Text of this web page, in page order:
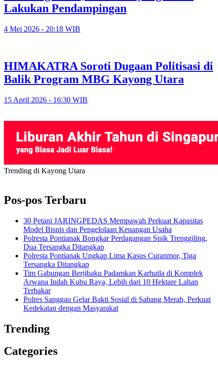
Lakukan Pendampingan
4 Mei 2026 - 20:18 WIB
HIMAKATRA Soroti Dugaan Politisasi di
Balik Program MBG Kayong Utara
15 April 2026 - 16:30 WIB
Trending di Kayong Utara
Pos-pos Terbaru
30 Petani JARINGPEDAS Mempawah Perkuat Kapasitas
Model Bisnis dan Pengelolaan Keuangan Usaha
Polresta Pontianak Bongkar Perdagangan Sisik Trenggiling,
Dua Tersangka Ditangkap
Polresta Pontianak Ungkap Lima Kasus Curanmor, Tiga
Tersangka Ditangkap
Tim Gabungan Berjibaku Padamkan Karhutla di Komplek
Arwana Indah Kubu Raya, Lebih dari 10 Hektare Lahan
Terbakar
Polres Sanggau Gelar Bakti Sosial di Sabang Merah, Perkuat
Kedekatan dengan Masyarakat
Trending
Categories